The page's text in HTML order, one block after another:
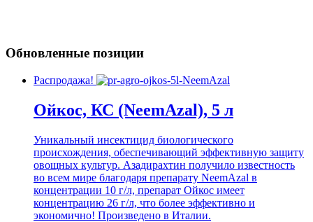
Обновленные позиции
Распродажа!
Ойкос, КС (NeemAzal), 5 л
Уникальный инсектицид биологического
происхождения, обеспечивающий эффективную защиту
овощных культур. Азадирахтин получило известность
во всем мире благодаря препарату NeemAzal в
концентрации 10 г/л, препарат Ойкос имеет
концентрацию 26 г/л, что более эффективно и
экономично! Произведено в Италии.